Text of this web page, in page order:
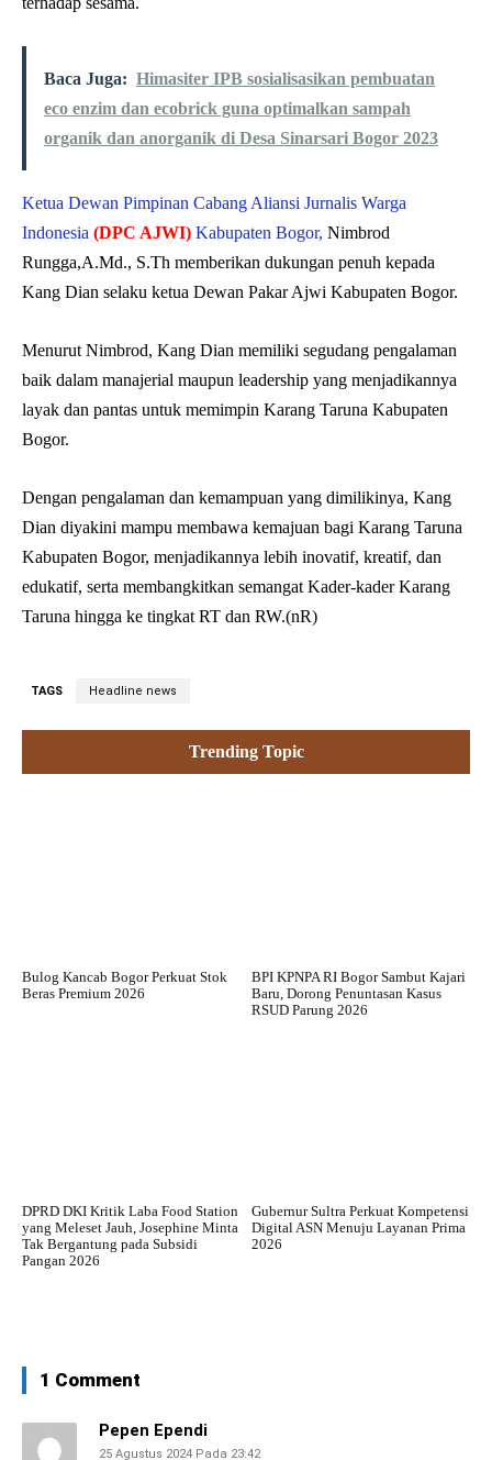
Baca Juga: Himasiter IPB sosialisasikan pembuatan
eco enzim dan ecobrick guna optimalkan sampah
organik dan anorganik di Desa Sinarsari Bogor 2023
Ketua Dewan Pimpinan Cabang Aliansi Jurnalis Warga
Indonesia (DPC AJWI) Kabupaten Bogor, Nimbrod
Rungga,A.Md., S.Th memberikan dukungan penuh kepada
Kang Dian selaku ketua Dewan Pakar Ajwi Kabupaten Bogor.
Menurut Nimbrod, Kang Dian memiliki segudang pengalaman
baik dalam manajerial maupun leadership yang menjadikannya
layak dan pantas untuk memimpin Karang Taruna Kabupaten
Bogor.
Dengan pengalaman dan kemampuan yang dimilikinya, Kang
Dian diyakini mampu membawa kemajuan bagi Karang Taruna
Kabupaten Bogor, menjadikannya lebih inovatif, kreatif, dan
edukatif, serta membangkitkan semangat Kader-kader Karang
Taruna hingga ke tingkat RT dan RW.(nR)
TAGS Headline news
Trending Topic
Bulog Kancab Bogor Perkuat Stok
Beras Premium 2026
BPI KPNPA RI Bogor Sambut Kajari
Baru, Dorong Penuntasan Kasus
RSUD Parung 2026
DPRD DKI Kritik Laba Food Station
yang Meleset Jauh, Josephine Minta
Tak Bergantung pada Subsidi
Pangan 2026
Gubernur Sultra Perkuat Kompetensi
Digital ASN Menuju Layanan Prima
2026
1 Comment
Pepen Ependi
25 Agustus 2024 Pada 23:42